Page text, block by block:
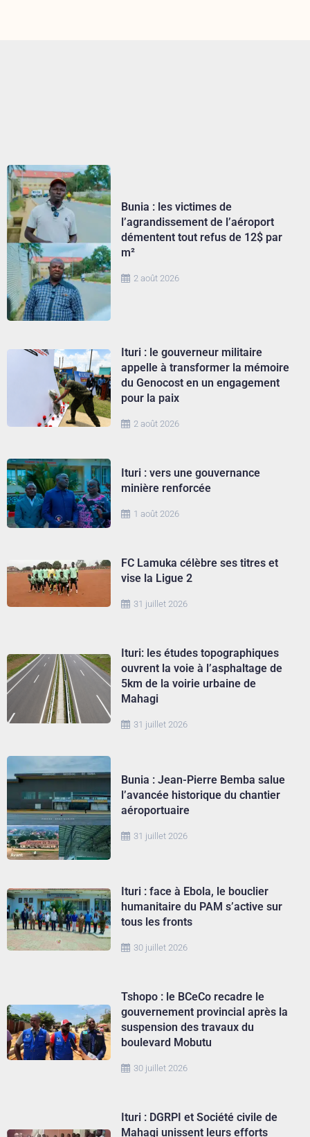
2 août 2026
Bunia : les victimes de
l’agrandissement de l’aéroport
démentent tout refus de 12$ par
m²
2 août 2026
Ituri : le gouverneur militaire
appelle à transformer la mémoire
du Genocost en un engagement
pour la paix
1 août 2026
Ituri : vers une gouvernance
minière renforcée
31 juillet 2026
FC Lamuka célèbre ses titres et
vise la Ligue 2
31 juillet 2026
Ituri: les études topographiques
ouvrent la voie à l’asphaltage de
5km de la voirie urbaine de
Mahagi
31 juillet 2026
Bunia : Jean-Pierre Bemba salue
l’avancée historique du chantier
aéroportuaire
30 juillet 2026
Ituri : face à Ebola, le bouclier
humanitaire du PAM s’active sur
tous les fronts
30 juillet 2026
Tshopo : le BCeCo recadre le
gouvernement provincial après la
suspension des travaux du
boulevard Mobutu
Ituri : DGRPI et Société civile de
Mahagi unissent leurs efforts